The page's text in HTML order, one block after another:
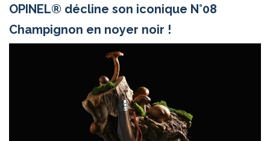
OPINEL® décline son iconique N°08
Champignon en noyer noir !